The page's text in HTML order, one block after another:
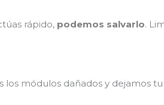
rápido, podemos salvarlo.
los módulos dañados y dejamos